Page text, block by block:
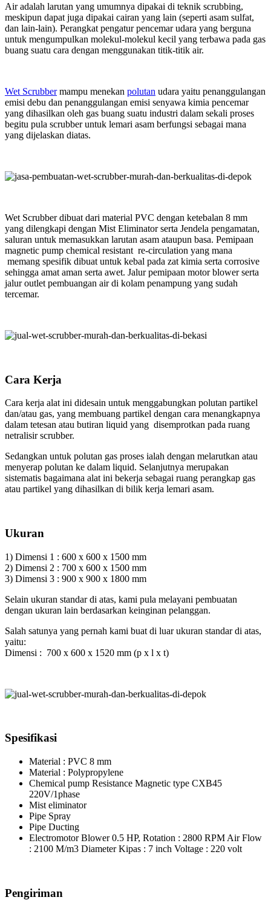
Air adalah larutan yang umumnya dipakai di teknik scrubbing,
meskipun dapat juga dipakai cairan yang lain (seperti asam sulfat,
dan lain-lain). Perangkat pengatur pencemar udara yang berguna
untuk mengumpulkan molekul-molekul kecil yang terbawa pada gas
buang suatu cara dengan menggunakan titik-titik air.
Wet Scrubbermampu menekan polutan udara yaitu penanggulangan
emisi debu dan penanggulangan emisi senyawa kimia pencemar
yang dihasilkan oleh gas buang suatu industri dalam sekali proses
begitu pula scrubber untuk lemari asam berfungsi sebagai mana
yang dijelaskan diatas.
Wet Scrubber dibuat dari material PVC dengan ketebalan 8 mm
yang dilengkapi dengan Mist Eliminator serta Jendela pengamatan,
saluran untuk memasukkan larutan asam ataupun basa. Pemipaan
magnetic pump chemical resistant re-circulation yang mana
memang spesifik dibuat untuk kebal pada zat kimia serta corrosive
sehingga amat aman serta awet. Jalur pemipaan motor blower serta
jalur outlet pembuangan air di kolam penampung yang sudah
tercemar.
Cara Kerja
Cara kerja alat ini didesain untuk menggabungkan polutan partikel
dan/atau gas, yang membuang partikel dengan cara menangkapnya
dalam tetesan atau butiran liquid yang disemprotkan pada ruang
netralisir scrubber.
Sedangkan untuk polutan gas proses ialah dengan melarutkan atau
menyerap polutan ke dalam liquid. Selanjutnya merupakan
sistematis bagaimana alat ini bekerja sebagai ruang perangkap gas
atau partikel yang dihasilkan di bilik kerja lemari asam.
Ukuran
1) Dimensi 1 : 600 x 600 x 1500 mm
2) Dimensi 2 : 700 x 600 x 1500 mm
3) Dimensi 3 : 900 x 900 x 1800 mm
Selain ukuran standar di atas, kami pula melayani pembuatan
dengan ukuran lain berdasarkan keinginan pelanggan.
Salah satunya yang pernah kami buat di luar ukuran standar di atas,
yaitu:
Dimensi : 700 x 600 x 1520 mm (p x l x t)
Spesifikasi
Material : PVC 8 mm
Material : Polypropylene
Chemical pump Resistance Magnetic type CXB45
220V/1phase
Mist eliminator
Pipe Spray
Pipe Ducting
Electromotor Blower 0.5 HP, Rotation : 2800 RPM Air Flow
: 2100 M/m3 Diameter Kipas : 7 inch Voltage : 220 volt
Pengiriman